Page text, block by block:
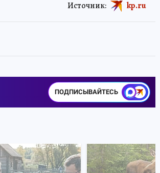
Источник: kp.ru
ПОДПИСЫВАЙТЕСЬ